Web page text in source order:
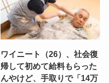
ワイニート（26）、社会復
帰して初めて給料もらった
んやけど、手取りで「14万